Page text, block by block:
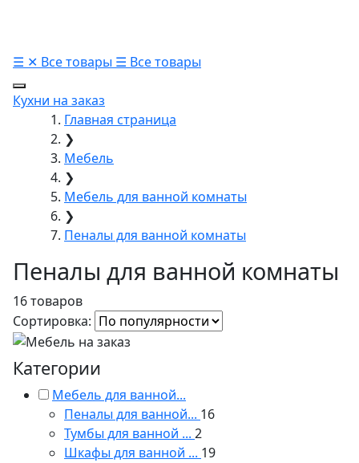
☰ ✕ Все товары ☰ Все товары
Кухни на заказ
Главная страница
❯
Мебель
❯
Мебель для ванной комнаты
❯
Пеналы для ванной комнаты
Пеналы для ванной комнаты
16 товаров
Сортировка:
Категории
Мебель для ванной...
Пеналы для ванной... 16
Тумбы для ванной ... 2
Шкафы для ванной ... 19